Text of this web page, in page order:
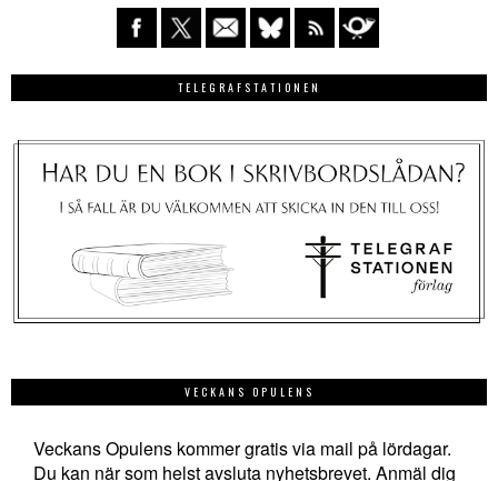
TELEGRAFSTATIONEN
VECKANS OPULENS
Veckans Opulens kommer gratis via mail på lördagar.
Du kan när som helst avsluta nyhetsbrevet. Anmäl dig